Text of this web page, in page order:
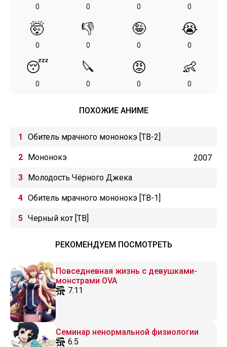
0 0 0 0
🤯
0
👎
0
🤪
0
😭
0
😴
0
🔪
0
😡
0
👶
0
ПОХОЖИЕ АНИМЕ
Обитель мрачного мононокэ [ТВ-2]
Мононокэ 2007
Молодость Чёрного Джека
Обитель мрачного мононокэ [ТВ-1]
Черный кот [ТВ]
РЕКОМЕНДУЕМ ПОСМОТРЕТЬ
Повседневная жизнь с девушками-
монстрами OVA
7.11
Семинар ненормальной физиологии
6.5